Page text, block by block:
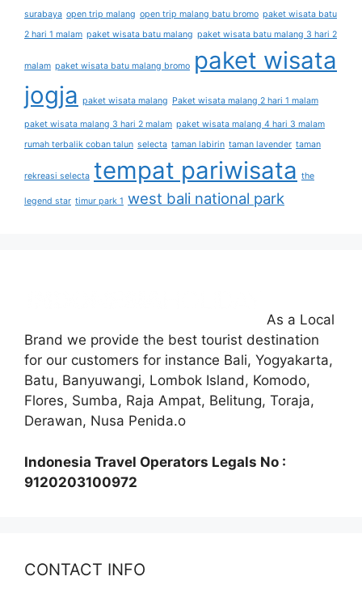
surabaya open trip malang open trip malang batu bromo paket wisata batu
2 hari 1 malam paket wisata batu malang paket wisata batu malang 3 hari 2
malam paket wisata batu malang bromo paket wisata
jogja paket wisata malang Paket wisata malang 2 hari 1 malam
paket wisata malang 3 hari 2 malam paket wisata malang 4 hari 3 malam
rumah terbalik coban talun selecta taman labirin taman lavender taman
rekreasi selecta tempat pariwisata the
legend star timur park 1 west bali national park
As a Local
Brand we provide the best tourist destination
for our customers for instance Bali, Yogyakarta,
Batu, Banyuwangi, Lombok Island, Komodo,
Flores, Sumba, Raja Ampat, Belitung, Toraja,
Derawan, Nusa Penida.o
Indonesia Travel Operators Legals No :
9120203100972
CONTACT INFO